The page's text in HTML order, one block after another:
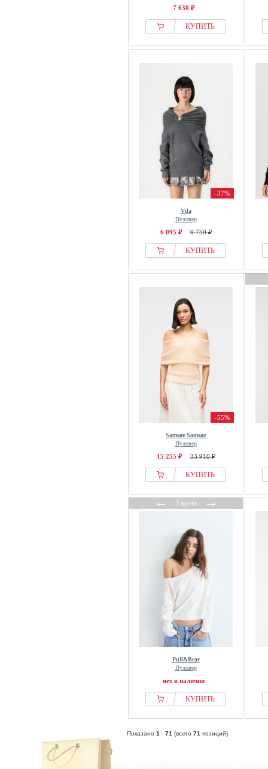
7 630 ₽
КУПИТЬ
-37%
Vila
Пуловер
6 095 ₽ 9 750 ₽
КУПИТЬ
-55%
Samsøe Samsøe
Пуловер
15 255 ₽ 33 910 ₽
КУПИТЬ
←3 цвета→
Pull&Bear
Пуловер
нет в наличии
КУПИТЬ
Показано 1 - 71 (всего 71 позиций)